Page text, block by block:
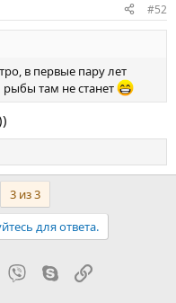
#52
в первые пару лет
там не станет
3 из 3
для ответа.
Telegram
Viber SkypeСсылка